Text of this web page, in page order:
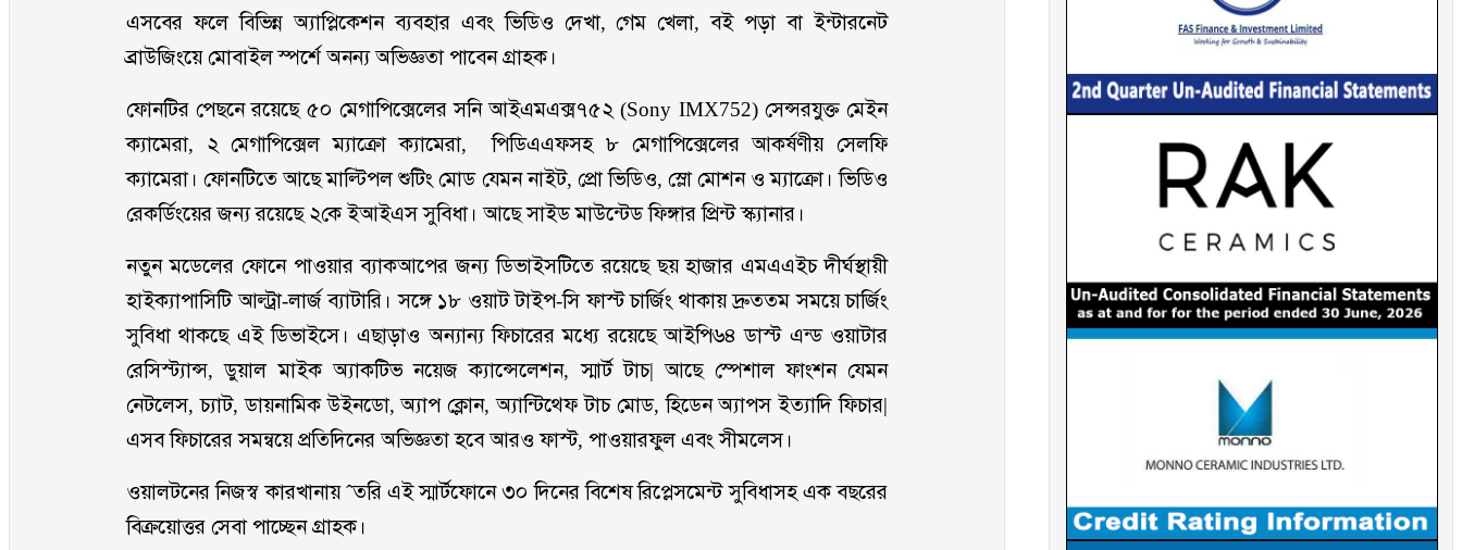
এসবের ফলে বিভিন্ন অ্যাপ্লিকেশন ব্যবহার এবং ভিডিও দেখা, গেম খেলা, বই পড়া বা ইন্টারনেট
ব্রাউজিংয়ে মোবাইল স্পর্শে অনন্য অভিজ্ঞতা পাবেন গ্রাহক।
ফোনটির পেছনে রয়েছে ৫০ মেগাপিক্সেলের সনি আইএমএক্স৭৫২(Sony IMX752)সেন্সরযুক্ত মেইন
ক্যামেরা, ২ মেগাপিক্সেল ম্যাক্রো ক্যামেরা, পিডিএএফসহ ৮ মেগাপিক্সেলের আকর্ষণীয় সেলফি
ক্যামেরা। ফোনটিতে আছে মাল্টিপল শুটিং মোড যেমন নাইট, প্রো ভিডিও, স্লো মোশন ও ম্যাক্রো। ভিডিও
রেকর্ডিংয়ের জন্য রয়েছে ২কে ইআইএস সুবিধা। আছে সাইড মাউন্টেড ফিঙ্গার প্রিন্ট স্ক্যানার।
নতুন মডেলের ফোনে পাওয়ার ব্যাকআপের জন্য ডিভাইসটিতে রয়েছে ছয় হাজার এমএএইচ দীর্ঘস্থায়ী
হাইক্যাপাসিটি আল্ট্রা-লার্জ ব্যাটারি। সঙ্গে ১৮ ওয়াট টাইপ-সি ফাস্ট চার্জিং থাকায় দ্রুততম সময়ে চার্জিং
সুবিধা থাকছে এই ডিভাইসে। এছাড়াও অন্যান্য ফিচারের মধ্যে রয়েছে আইপি৬৪ ডাস্ট এন্ড ওয়াটার
রেসিস্ট্যান্স, ডুয়াল মাইক অ্যাকটিভ নয়েজ ক্যান্সেলেশন, স্মার্ট টাচ| আছে স্পেশাল ফাংশন যেমন
নেটলেস, চ্যাট, ডায়নামিক উইনডো, অ্যাপ ক্লোন, অ্যান্টিথেফ টাচ মোড, হিডেন অ্যাপস ইত্যাদি ফিচার|
এসব ফিচারের সমন্বয়ে প্রতিদিনের অভিজ্ঞতা হবে আরও ফাস্ট, পাওয়ারফুল এবং সীমলেস।
ওয়ালটনের নিজস্ব কারখানায় ˆতরি এই স্মার্টফোনে ৩০ দিনের বিশেষ রিপ্লেসমেন্ট সুবিধাসহ এক বছরের
বিক্রয়োত্তর সেবা পাচ্ছেন গ্রাহক।